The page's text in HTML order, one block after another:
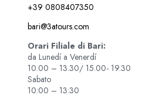
+39 0808407350
bari@3atours.com
Orari Filiale di Bari:
da Lunedí a Venerdí
10.00 – 13.30/ 15.00- 19.30
Sabato
10:00 – 13:30